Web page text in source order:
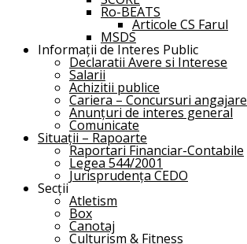
Ro-BEATS
Articole CS Farul
MSDS
Informații de Interes Public
Declaratii Avere si Interese
Salarii
Achizitii publice
Cariera – Concursuri angajare
Anunțuri de interes general
Comunicate
Situații – Rapoarte
Raportari Financiar-Contabile
Legea 544/2001
Jurisprudența CEDO
Secții
Atletism
Box
Canotaj
Culturism & Fitness